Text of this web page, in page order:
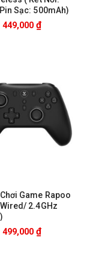
Sạc: 500mAh)
449,000 ₫
Game Rapoo
2.4GHz
499,000 ₫